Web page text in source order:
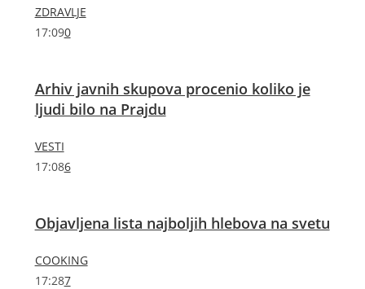
ZDRAVLJE
17:090
Arhiv javnih skupova procenio koliko je
ljudi bilo na Prajdu
VESTI
17:086
Objavljena lista najboljih hlebova na svetu
COOKING
17:287